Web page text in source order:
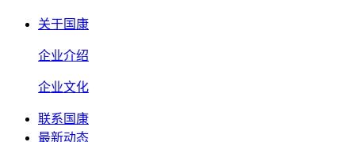
关于国康
企业介绍
企业文化
联系国康
最新动态